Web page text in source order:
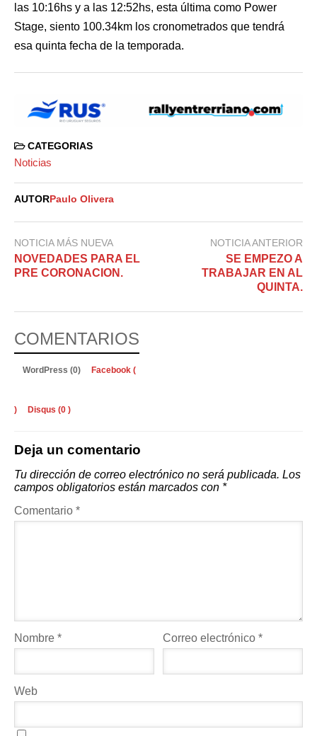
las 10:16hs y a las 12:52hs, esta última como Power
Stage, siento 100.34km los cronometrados que tendrá
esa quinta fecha de la temporada.
CATEGORIAS
Noticias
AUTOR Paulo Olivera
NOTICIA MÁS NUEVA
NOVEDADES PARA EL
PRE CORONACION.
NOTICIA ANTERIOR
SE EMPEZO A
TRABAJAR EN AL
QUINTA.
COMENTARIOS
WordPress (0) Facebook (
) Disqus (0 )
Deja un comentario
Tu dirección de correo electrónico no será publicada. Los
campos obligatorios están marcados con *
Comentario *
Nombre * Correo electrónico*
Web